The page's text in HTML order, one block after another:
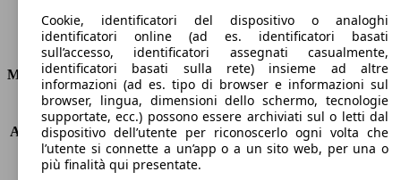
Consumi
Motore e Prestazioni
KW (PS)
190 kW (258 PS)
Accelerazione (0-100 km/h)
7.1s
Velocità massima (km/h)
225 km/h
Numero di marce
9
Cookie, identificatori del dispositivo o analoghi
identificatori online (ad es. identificatori basati
sull’accesso, identificatori assegnati casualmente,
identificatori basati sulla rete) insieme ad altre
informazioni (ad es. tipo di browser e informazioni sul
browser, lingua, dimensioni dello schermo, tecnologie
supportate, ecc.) possono essere archiviati sul o letti dal
dispositivo dell’utente per riconoscerlo ogni volta che
l’utente si connette a un’app o a un sito web, per una o
più finalità qui presentate.